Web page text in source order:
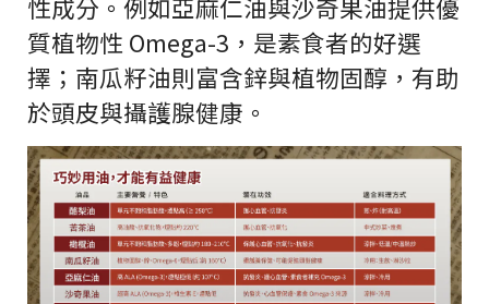
性成分。例如亞麻仁油與沙奇果油提供優
質植物性 Omega-3，是素食者的好選
擇；南瓜籽油則富含鋅與植物固醇，有助
於頭皮與攝護腺健康。